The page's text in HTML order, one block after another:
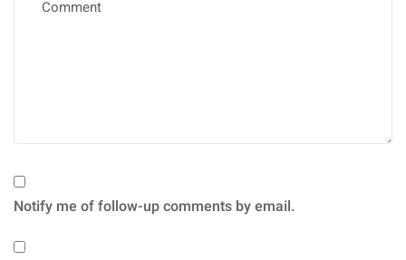
Notify me of follow-up comments by email.